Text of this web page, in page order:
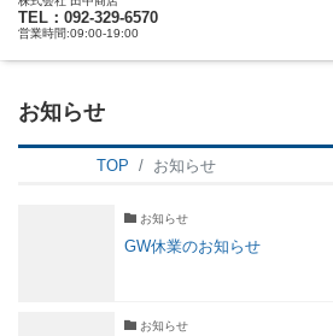
TEL：092-329-6570
営業時間:09:00-19:00
お知らせ
TOP お知らせ
お知らせ
GW休業のお知らせ
お知らせ